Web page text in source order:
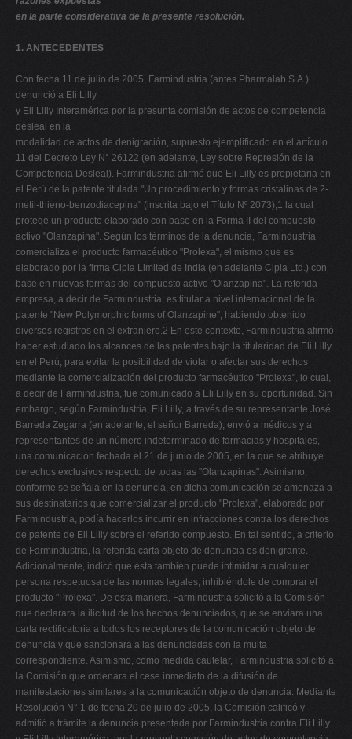
en la parte considerativa de la presente resolución.
1. ANTECEDENTES
Con fecha 11 de julio de 2005, Farmindustria (antes Pharmalab S.A.)
denunció a Eli Lilly
y Eli Lilly Interamérica por la presunta comisión de actos de competencia
desleal en la
modalidad de actos de denigración, supuesto ejemplificado en el artículo 11 del Decreto Ley N° 26122 (en adelante, Ley sobre Represión de la Competencia Desleal). Farmindustria afirmó que Eli Lilly es propietaria en el Perú de la patente titulada "Un procedimiento y formas cristalinas de 2-metil-thieno-benzodiacepina" (inscrita bajo el Título Nº 2073),1 la cual protege un producto elaborado con base en la Forma II del compuesto activo "Olanzapina". Según los términos de la denuncia, Farmindustria comercializa el producto farmacéutico "Prolexa", el mismo que es elaborado por la firma Cipla Limited de India (en adelante Cipla Ltd.) con base en nuevas formas del compuesto activo "Olanzapina". La referida empresa, a decir de Farmindustria, es titular a nivel internacional de la patente "New Polymorphic forms of Olanzapine", habiendo obtenido diversos registros en el extranjero.2 En este contexto, Farmindustria afirmó haber estudiado los alcances de las patentes bajo la titularidad de Eli Lilly en el Perú, para evitar la posibilidad de violar o afectar sus derechos mediante la comercialización del producto farmacéutico "Prolexa", lo cual, a decir de Farmindustria, fue comunicado a Eli Lilly en su oportunidad. Sin embargo, según Farmindustria, Eli Lilly, a través de su representante José Barreda Zegarra (en adelante, el señor Barreda), envió a médicos y a representantes de un número indeterminado de farmacias y hospitales, una comunicación fechada el 21 de junio de 2005, en la que se atribuye derechos exclusivos respecto de todas las "Olanzapinas". Asimismo, conforme se señala en la denuncia, en dicha comunicación se amenaza a sus destinatarios que comercializar el producto "Prolexa", elaborado por Farmindustria, podía hacerlos incurrir en infracciones contra los derechos de patente de Eli Lilly sobre el referido compuesto. En tal sentido, a criterio de Farmindustria, la referida carta objeto de denuncia es denigrante. Adicionalmente, indicó que ésta también puede intimidar a cualquier persona respetuosa de las normas legales, inhibiéndole de comprar el producto "Prolexa". De esta manera, Farmindustria solicitó a la Comisión que declarara la ilicitud de los hechos denunciados, que se enviara una carta rectificatoria a todos los receptores de la comunicación objeto de denuncia y que sancionara a las denunciadas con la multa correspondiente. Asimismo, como medida cautelar, Farmindustria solicitó a la Comisión que ordenara el cese inmediato de la difusión de manifestaciones similares a la comunicación objeto de denuncia. Mediante Resolución N° 1 de fecha 20 de julio de 2005, la Comisión calificó y admitió a trámite la denuncia presentada por Farmindustria contra Eli Lilly y Eli Lilly Interamérica, por la presunta comisión de actos de competencia desleal en la modalidad de denigración, supuesto ejemplificado en el artículo 11 de la Ley sobre Represión de la Competencia Desleal, así como por la cláusula general contenida en el artículo 6 del mismo cuerpo legal. 1 La denunciante señaló que Eli Lilly tiene igualmente inscritas las Patentes N° 2765, N° 1152, N° 2618 y Nº 2812. 2 Pharmalab afirmó que Cipla Limited ha obtenido los siguientes registros: WO0147933 - Solicitud PCT/GB00/04982 de fecha 22.12.2001, US 6,348,458 - Solicitud US20000540749 de fecha 31.03.2000, CA2395774 - Solicitud CA20002395774 de fecha 22.12.2001, EP1246827 - Solicitud EP20000983422 de fecha 22.12.2001, DE60019461D - Solicitud DE20006019461 de fecha 22.12.2001. Con fecha 9 de agosto de 2005, Barreda Moller S.C.R.L. devolvió la cédula de notificación de la Resolución N° 1 dirigida a Eli Lilly manifestando que la dirección ubicada en Av. Angamos Oeste N° 1200, Miraflores, Lima correspondería a su firma y no a la de la citada denunciada. Asimismo, Barreda Moller indicó que Eli Lilly se encontraría domiciliada en Indianápolis, Indiana 46285, Estados Unidos. Con fecha 16 de agosto de 2005, Eli Lilly Interamérica presentó su escrito de descargo señalando que quién realizó y ordenó la difusión de la comunicación objeto de denuncia fue Eli Lilly Interamérica y no Eli Lilly. En tal sentido, Eli Lilly Interamérica añadió que era ella quien tenía la distribución exclusiva de los productos de Eli Lilly en el Perú, por lo que se vería tremendamente afectada ante alguna infracción de los derechos de Eli Lilly registrados como patentes en nuestro país. Asimismo, añadió que en las cartas de fecha 21 de junio de 2005, materia de denuncia, existen referencias erróneas a Eli Lilly que no debieron de haber sido incluidas. En consecuencia, Eli Lilly Interamérica manifestó que, al haber sido quien remitió la referida carta, la presente denuncia no debería involucrar a Eli Lilly. Eli Lilly Interamérica señaló que la carta materia de denuncia contendría afirmaciones objetivas que hacen referencia a las patentes que Eli Lilly posee en el Perú y a los consecuentes derechos que dicha persona jurídica ostentaría. Adicionalmente, en la referida carta, a criterio de dicha denunciada, se haría referencia a las decisiones legales que Eli Lilly adoptaría de considerar su derecho vulnerado. Esta denunciada señaló que la información que se brindaría en la carta materia de imputación resultaría ser totalmente objetiva y verificable debido a que, como señalaría la propia Farmindustria, la denunciante remitió una carta con fecha 1 de junio de 2005 informando que iba a comercializar el producto "Prolexa" que estaría elaborado con base en la sustancia "Olanzapina" por la empresa Cipla Ltd., quien poseería diversas patentes que protegerían formas de "Olanzapina", distintas a las de Eli Lilly. En este contexto, Eli Lilly Interamérica indicó que con fecha 15 de junio de 2005, dio respuesta a la referida comunicación de fecha 1 de junio de 2005, indicando que el producto de Farmindustria sí violaría el derecho de patente de Eli Lilly debido a que "se había analizado el material genérico y en cada caso la forma de cristal predominante de "Olanzapina" era la forma estable poliforma II". A tal efecto, presentó el Informe 066-05 emitido por el Laboratorio de Difracción de Rayos – X de la Universidad Industrial de Santander, Escuela de Química, Laboratorio de Posgrado de Bucaramanga, Colombia. Eli Lilly Interamérica manifestó que Farmindustria no posee en el Perú derecho de patente sobre "Olanzapina" y agregó que no todas las presuntas titularidades de patentes de la empresa Cipla Ltd., alegadas por la denunciante, serían patentes, ya que algunas de ellas serían solicitudes de patentes. Así, a criterio de Eli Lilly Interamérica, la denunciante se encontraría tergiversando la realidad realizando afirmaciones que no son del todo ciertas, al atribuirse derechos que no le corresponden, así como atribuyendo conductas tendenciosas, infundadas y denigrantes contra las denunciadas. Eli Lilly Interamérica señaló que la intención de las comunicaciones de fecha 21 de junio de 2005, materia del presente procedimiento, era poner en conocimiento los derechos de patentes de Eli Lilly sobre "Olanzapina" y los derechos que como tal posee de acuerdo a ley en el supuesto de que se considere afectada o considere vulnerados algunos de sus derechos, así como de las acciones que pretendía adoptar. Agregó que la información contenida en dicha comunicación sería veraz, exacta y pertinente. Asimismo, señaló que no existiría una denigración en contra de Farmindustria a través de una comunicación cuya finalidad es poner en conocimiento las acciones que Eli Lilly tenía considerado adoptar al ver vulnerados sus derechos de patentes. Por lo expuesto, solicitó a la Comisión que declarara infundada la presente denuncia. Mediante escrito presentado con fecha 13 de agosto de 2005, Farmindustria adjuntó documentos que a su criterio acreditarían tanto el ejercicio de la representación de Eli Lilly por el señor Barreda, así como que el domicilio procesal de dicha denunciada se encontraría ubicado en Av. Angamos Oeste N° 1200, Miraflores, Lima. Asimismo, la denunciante solicitó que se tuviera por no contestada la denuncia que, a su entender, se encontraría correctamente notificada al apoderado de Eli Lilly en el Perú. Mediante escrito presentado con fecha 9 de septiembre de 2005, Eli Lilly Interamérica reiteró los argumentos presentados en su descargo de fecha 16 de agosto de 2005. Mediante Resolución N° 2 de fecha 28 de septiembre de 2005, la Comisión resolvió calificar como reservada y confidencial la información contenida en el listado elaborado sobre la base de los cargos de las comunicaciones materia de denuncia, en el que se especifican los destinatarios y las comunicaciones denunciadas remitidas. Con fecha 20 de octubre de 2005, Eli Lilly Interamérica presentó un escrito manifestando que el domicilio de Eli Lilly no se encontraría ubicado en la dirección en la que desarrolla sus operaciones la firma Barreda Moller. Asimismo, Eli Lilly Interamérica reiteró que el hecho denunciado era de su autoría y responsabilidad. Mediante escrito presentado con fecha 7 de noviembre de 2005, Farmindustria señaló que si bien la distribución de la comunicación materia de denuncia habría sido realizada por Eli Lilly Interamérica, en la referida carta se encontrarían afirmaciones tales como "[p]or encargo de Eli Lilly and Company venimos a informarle de la existencia de diversos derechos de patente por olanzapinas (…)" o "Eli Lilly and Company nos ha solicitado pongamos en su conocimiento de la existencia de estos derechos de patente (…)". En consecuencia, a criterio de Farmindustria, la elaboración y distribución de la carta que motivo la presente denuncia recae sobre Eli Lilly y Eli Lilly Interamérica, respectivamente. Farmindustria señaló que la afirmación "[n]uestra principal (entiéndase Eli Lilly and Company) ha tomado conocimiento de la reciente introducción o amenaza de próxima introducción de "Olanzapinas" en el mercado peruano por Pharmalab S.A.", no sería verdadera, exacta ni pertinente. Al respecto, manifestó que el producto "Prole